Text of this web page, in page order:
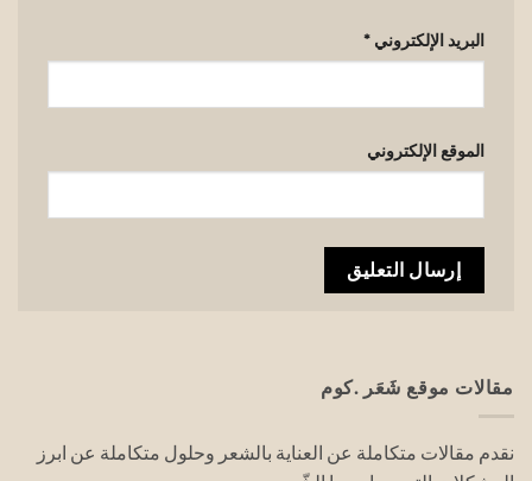
البريد الإلكتروني *
الموقع الإلكتروني
مقالات موقع شَعَر .كوم
نقدم مقالات متكاملة عن العناية بالشعر وحلول متكاملة عن ابرز